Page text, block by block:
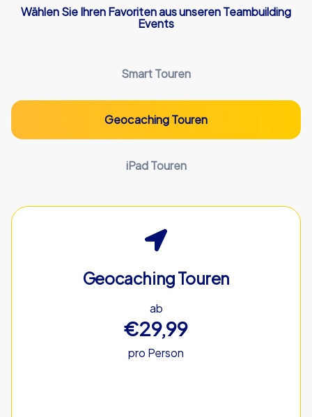
Wählen Sie Ihren Favoriten aus unseren Teambuilding
Events
Smart Touren
Geocaching Touren
iPad Touren
Geocaching Touren
ab
€29,99
pro Person